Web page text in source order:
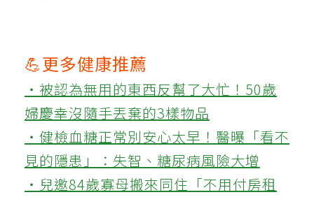
💪更多健康推薦
‧被認為無用的東西反幫了大忙！50歲
婦慶幸沒隨手丟棄的3樣物品
‧健檢血糖正常別安心太早！醫曝「看不
見的隱患」：失智、糖尿病風險大增
‧兒邀84歲寡母搬來同住「不用付房租